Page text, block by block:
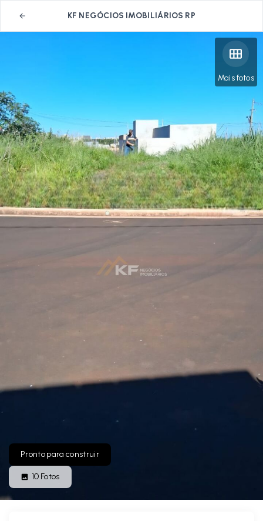
KF NEGÓCIOS IMOBILIÁRIOS RP
Mais fotos
Pronto para construir
10 Fotos